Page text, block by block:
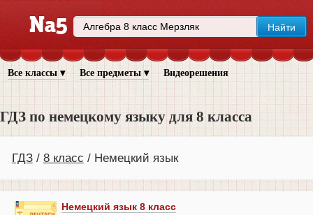
Все классы ▾ Все предметы ▾ Видеорешения
ГДЗ по немецкому языку для 8 класса
ГДЗ 8 класс Немецкий язык
Немецкий язык 8 класс